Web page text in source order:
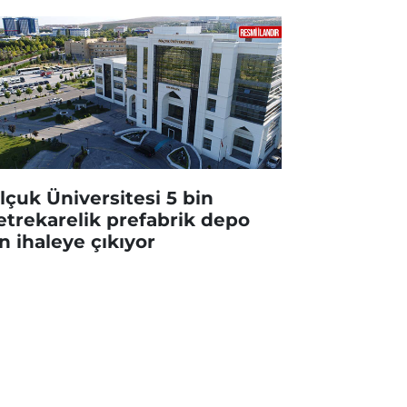
Üniversitesi 5 bin
prefabrik depo
ihaleye çıkıyor